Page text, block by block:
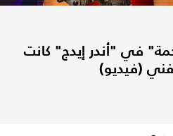
في "أندر إيدج" كانت
(فيديو)